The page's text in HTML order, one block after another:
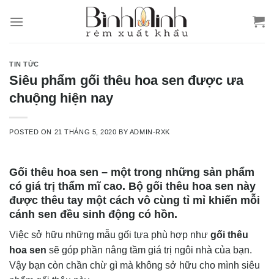
TIN TỨC
Siêu phẩm gối thêu hoa sen được ưa
chuộng hiện nay
POSTED ON 21 THÁNG 5, 2020 BY ADMIN-RXK
Gối thêu hoa sen – một trong những sản phẩm
có giá trị thẩm mĩ cao. Bộ gối thêu hoa sen này
được thêu tay một cách vô cùng tỉ mỉ khiến mỗi
cánh sen đều sinh động có hồn.
Việc sở hữu những mẫu gối tựa phù hợp như gối thêu
hoa sen sẽ góp phần nâng tầm giá trị ngôi nhà của bạn.
Vậy bạn còn chần chừ gì mà không sở hữu cho mình siêu